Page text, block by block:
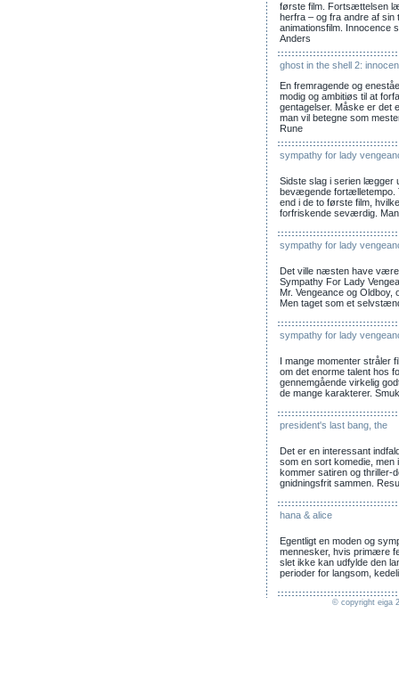
første film. Fortsættelsen
herfra – og fra andre af sin
animationsfilm. Innocence
Anders
ghost in the shell 2:
En fremragende og
modig og ambitiøs til at
gentagelser. Måske er det
man vil betegne som
Rune
sympathy for lady
Sidste slag i serien lægger
bevægende fortælletempo.
end i de to første film,
forfriskende seværdig.
sympathy for lady
Det ville næsten have
Sympathy For Lady
Mr. Vengeance og
Men taget som et
sympathy for lady
I mange momenter stråler
om det enorme talent hos
gennemgående virkelig
de mange karakterer.
president's last bang, the
Det er en interessant
som en sort komedie, men
kommer satiren og thriller-
gnidningsfrit sammen.
hana & alice
Egentligt en moden og
mennesker, hvis primære
slet ikke kan udfylde den
perioder for langsom,
© copyright eiga